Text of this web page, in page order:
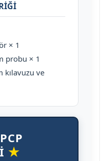
× 1
probu × 1
kılavuzu ve
★